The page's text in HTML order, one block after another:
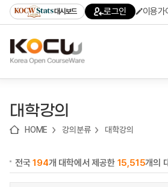
기
기
기
content)
가
대시보드 로그인 이용가
대학강의
HOME 강의분류 대학강의
전국194개 대학에서 제공한 15,515개의